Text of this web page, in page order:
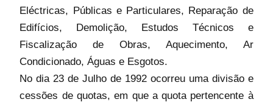
Eléctricas, Públicas e Particulares, Reparação de
Edifícios, Demolição, Estudos Técnicos e
Fiscalização de Obras, Aquecimento, Ar
Condicionado, Águas e Esgotos.
No dia 23 de Julho de 1992 ocorreu uma divisão e
cessões de quotas, em que a quota pertencente à